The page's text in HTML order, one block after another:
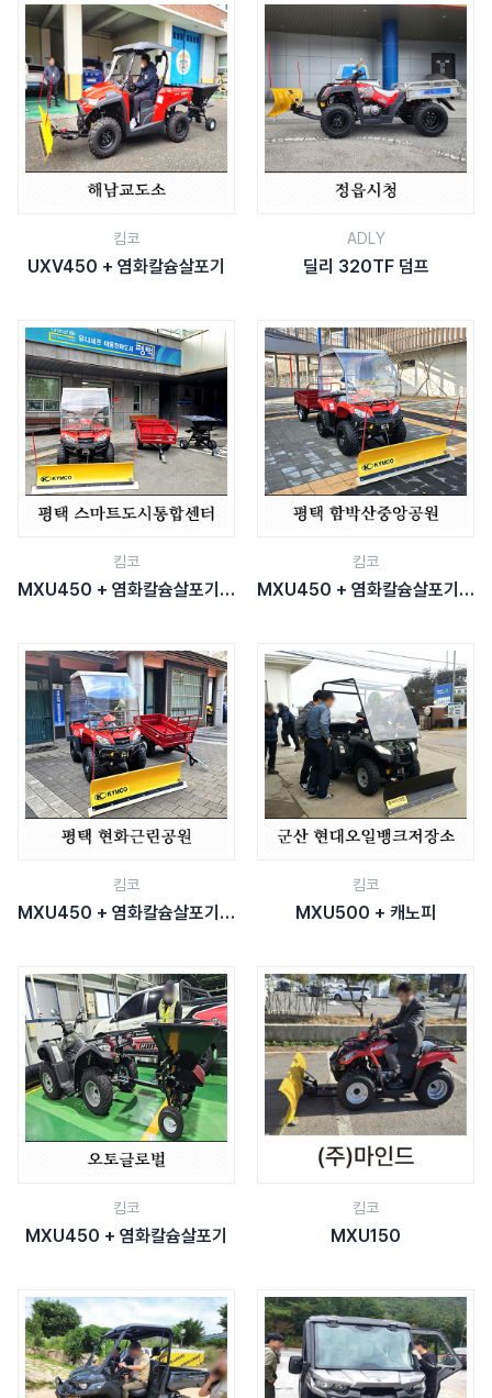
킴코
UXV450 + 염화칼슘살포기
ADLY
딜리 320TF 덤프
킴코
MXU450 + 염화칼슘살포기 +
킴코
MXU450 + 염화칼슘살포기 +
킴코
MXU450 + 염화칼슘살포기 +
킴코
MXU500 + 캐노피
킴코
MXU450 + 염화칼슘살포기
킴코
MXU150